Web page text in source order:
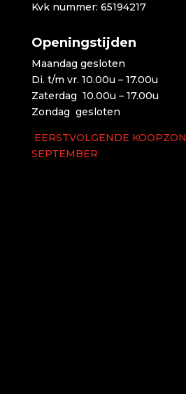
Kvk nummer: 65194217
Openingstijden
Maandag gesloten
Di. t/m vr. 10.00u – 17.00u
Zaterdag 10.00u – 17.00u
Zondag gesloten
EERSTVOLGENDE
SEPTEMBER